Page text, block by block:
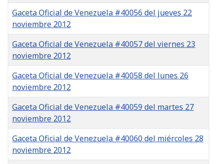
Gaceta Oficial de Venezuela #40056 del jueves 22
noviembre 2012
Gaceta Oficial de Venezuela #40057 del viernes 23
noviembre 2012
Gaceta Oficial de Venezuela #40058 del lunes 26
noviembre 2012
Gaceta Oficial de Venezuela #40059 del martes 27
noviembre 2012
Gaceta Oficial de Venezuela #40060 del miércoles 28
noviembre 2012